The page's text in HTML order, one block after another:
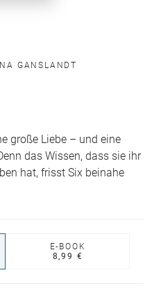
GANSLANDT
große Liebe – und eine
das Wissen, dass sie ihr
hat, frisst Six beinahe
E-BOOK
8,99 €